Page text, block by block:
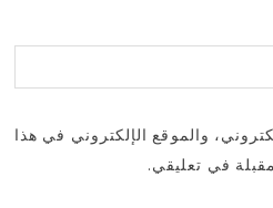
والموقع الإلكتروني في هذا
في تعليقي.